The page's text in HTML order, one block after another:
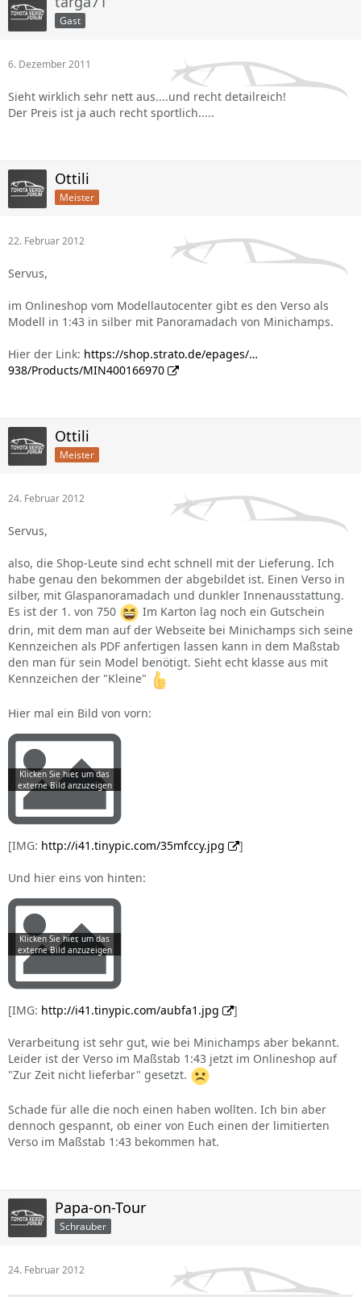
Gast
6. Dezember 2011
Sieht wirklich sehr nett aus....und recht detailreich!
Der Preis ist ja auch recht sportlich.....
Ottili
Meister
22. Februar 2012
Servus,
im Onlineshop vom Modellautocenter gibt es den Verso als
Modell in 1:43 in silber mit Panoramadach von Minichamps.
Hier der Link: https://shop.strato.de/epages/…
938/Products/MIN400166970
Ottili
Meister
24. Februar 2012
Servus,
also, die Shop-Leute sind echt schnell mit der Lieferung. Ich
habe genau den bekommen der abgebildet ist. Einen Verso in
silber, mit Glaspanoramadach und dunkler Innenausstattung.
Es ist der 1. von 750
Im Karton lag noch ein Gutschein
drin, mit dem man auf der Webseite bei Minichamps sich seine
Kennzeichen als PDF anfertigen lassen kann in dem Maßstab
den man für sein Model benötigt. Sieht echt klasse aus mit
Kennzeichen der "Kleine"
Hier mal ein Bild von vorn:
[IMG: http://i41.tinypic.com/35mfccy.jpg ]
Und hier eins von hinten:
[IMG: http://i41.tinypic.com/aubfa1.jpg ]
Verarbeitung ist sehr gut, wie bei Minichamps aber bekannt.
Leider ist der Verso im Maßstab 1:43 jetzt im Onlineshop auf
"Zur Zeit nicht lieferbar" gesetzt.
Schade für alle die noch einen haben wollten. Ich bin aber
dennoch gespannt, ob einer von Euch einen der limitierten
Verso im Maßstab 1:43 bekommen hat.
Papa-on-Tour
Schrauber
24. Februar 2012